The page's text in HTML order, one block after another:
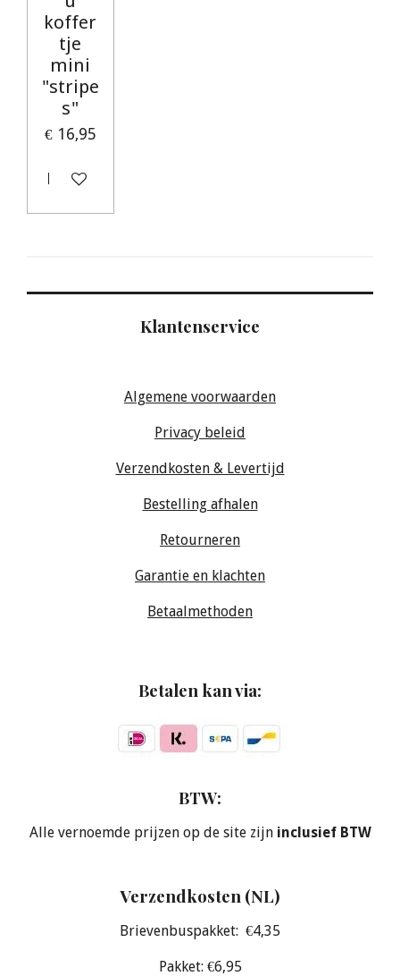
koffer
tje
mini
"stripe
s"
€ 16,95
Houd mij op de hoogte
Klantenservice
Algemene voorwaarden
Privacy beleid
Verzendkosten & Levertijd
Bestelling afhalen
Retourneren
Garantie en klachten
Betaalmethoden
Betalen kan via:
BTW:
Alle vernoemde prijzen op de site zijn inclusief BTW
Verzendkosten (NL)
Brievenbuspakket: €4,35
Pakket: €6,95